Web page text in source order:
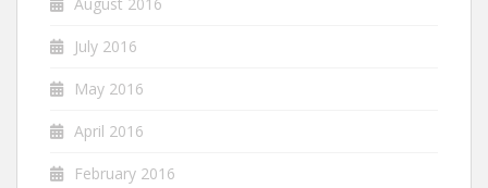
July 2016
May 2016
April 2016
February 2016